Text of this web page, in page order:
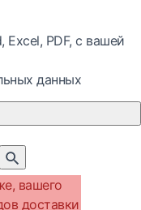
PDF, с вашей
данных
вашего
доставки